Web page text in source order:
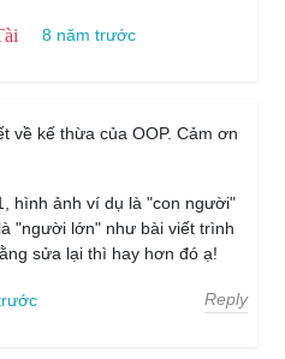
8 năm trước
về kế thừa của OOP. Cảm ơn
hình ảnh ví dụ là "con người"
"người lớn" như bài viết trình
sửa lại thì hay hơn đó ạ!
Reply